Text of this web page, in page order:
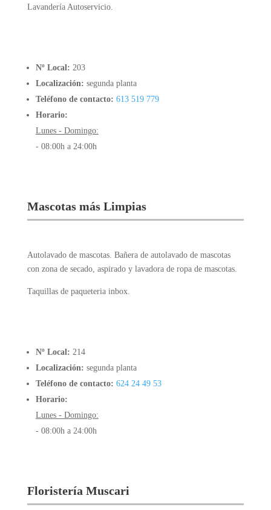
Lavandería Autoservicio.
Nº Local: 203
Localización: segunda planta
Teléfono de contacto: 613 519 779
Horario:
Lunes - Domingo:
- 08:00h a 24:00h
Mascotas más Limpias
Autolavado de mascotas. Bañera de autolavado de mascotas
con zona de secado, aspirado y lavadora de ropa de mascotas.
Taquillas de paqueteria inbox.
Nº Local: 214
Localización: segunda planta
Teléfono de contacto: 624 24 49 53
Horario:
Lunes - Domingo:
- 08:00h a 24:00h
Floristería Muscari